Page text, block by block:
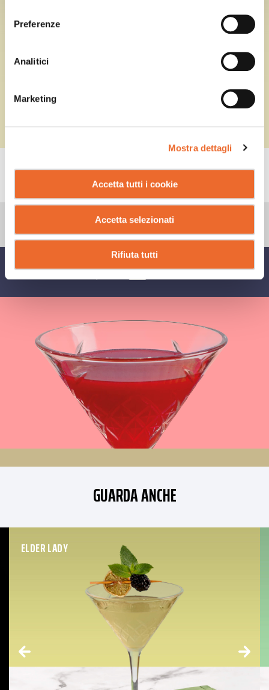
Preferenze
Analitici
Marketing
Mostra dettagli
Accetta tutti i cookie
Accetta selezionati
Rifiuta tutti
CONSIGLI
CONDIVIDI SU
GUARDA ANCHE
ELDER LADY